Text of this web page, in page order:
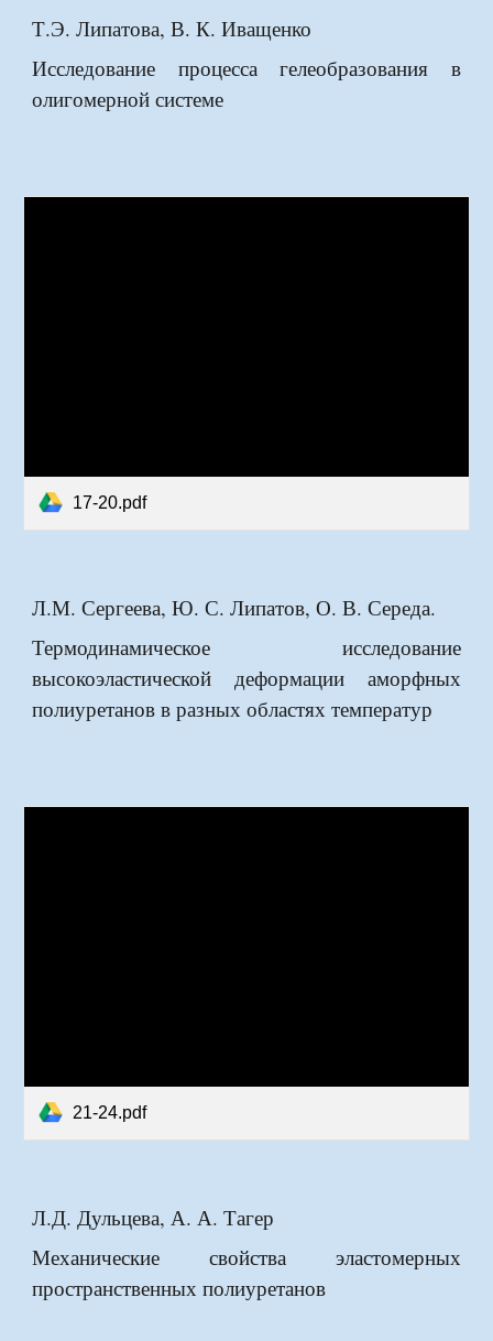
Т.Э. Липатова, В. К. Иващенко
Исследование процесса гелеобразования в
олигомерной системе
17-20.pdf
Л.М. Сергеева, Ю. С. Липатов, О. В. Середа.
Термодинамическое
исследование
высокоэластической деформации аморфных
полиуретанов в разных областях температур
21-24.pdf
Л.Д. Дульцева, А. А. Тагер
Механические свойства эластомерных
пространственных полиуретанов